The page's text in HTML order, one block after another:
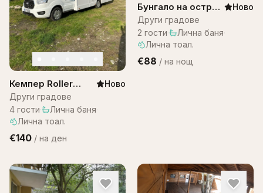
Кемпер Roller
team 287
Ново
Други градове
4 гости· Лична баня·
Лична тоал.
€140 / на ден
Бунгало на остров
Бали -Bungalow
Bali WOW! A1
Ново
Други градове
2 гости· Лична баня·
Лична тоал.
€88 / на нощ